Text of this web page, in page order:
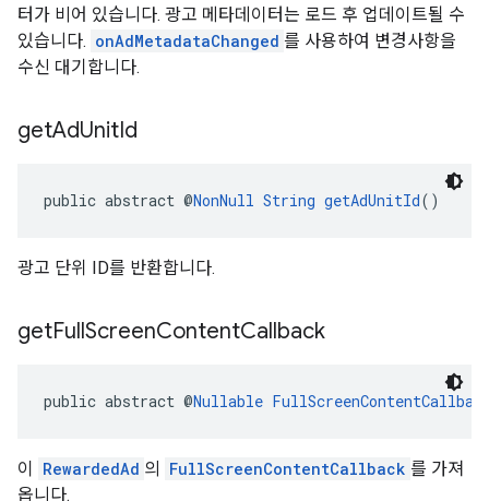
터가 비어 있습니다. 광고 메타데이터는 로드 후 업데이트될 수
있습니다. onAdMetadataChanged 를 사용하여 변경사항을
수신 대기합니다.
getAdUnitId
public abstract @NonNull String getAdUnitId()
광고 단위 ID를 반환합니다.
getFullScreenContentCallback
public abstract @Nullable
이 RewardedAd 의 FullScreenContentCallback 를 가져
옵니다.